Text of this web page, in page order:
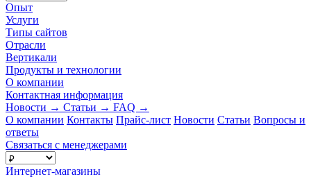
Опыт
Услуги
Типы сайтов
Отрасли
Вертикали
Продукты и технологии
О компании
Контактная информация
Новости → Статьи → FAQ →
О компании Контакты Прайс-лист Новости Статьи Вопросы и
ответы
Связаться с менеджерами
Интернет-магазины